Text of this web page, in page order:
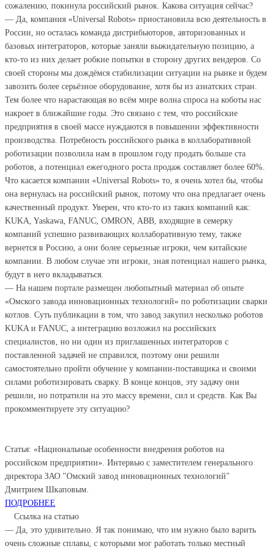
сожалению, покинула российский рынок. Какова ситуация сейчас?
— Да, компания «Universal Robots» приостановила всю деятельность в
России, но осталась команда дистрибьюторов, авторизованных и
базовых интеграторов, которые заняли выжидательную позицию, а
кто-то из них делает робкие попытки в сторону других вендеров. Со
своей стороны мы дождёмся стабилизации ситуации на рынке и будем
завозить более серьёзное оборудование, хотя бы из азиатских стран.
Тем более что нарастающая во всём мире волна спроса на коботы нас
накроет в ближайшие годы. Это связано с тем, что российские
предприятия в своей массе нуждаются в повышении эффективности
производства. Потребность российского рынка в коллаборативной
роботизации позволила нам в прошлом году продать больше ста
роботов, а потенциал ежегодного роста продаж составляет более 60%.
Что касается компании «Universal Robots» то, я очень хотел бы, чтобы
она вернулась на российский рынок, потому что она предлагает очень
качественный продукт. Уверен, что кто-то из таких компаний как:
KUKA, Yaskawa, FANUC, OMRON, АВВ, входящие в семерку
компаний успешно развивающих коллаборативную тему, также
вернется в Россию, а они более серьезные игроки, чем китайские
компании. В любом случае эти игроки, зная потенциал нашего рынка,
будут в него вкладываться.
— На нашем портале размещен любопытный материал об опыте
«Омского завода инновационных технологий» по роботизации сварки
котлов. Суть публикации в том, что завод закупил несколько роботов
KUKA и FANUC, а интеграцию возложил на российских
специалистов, но ни один из приглашенных интеграторов с
поставленной задачей не справился, поэтому они решили
самостоятельно пройти обучение у компании-поставщика и своими
силами роботизировать сварку. В конце концов, эту задачу они
решили, но потратили на это массу времени, сил и средств. Как Вы
прокомментируете эту ситуацию?
Статья: «Национальные особенности внедрения роботов на
российском предприятии». Интервью с заместителем генерального
директора ЗАО "Омский завод инновационных технологий"
Дмитрием Шкаповым.
ПОДРОБНЕЕ
Ссылка на статью
— Да, это удивительно. Я так понимаю, что им нужно было варить
очень сложные сплавы, с которыми мог работать только местный